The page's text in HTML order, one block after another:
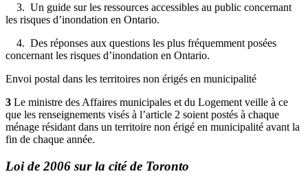
3. Un guide sur les ressources accessibles au public concernant
les risques d’inondation en Ontario.
4. Des réponses aux questions les plus fréquemment posées
concernant les risques d’inondation en Ontario.
Envoi postal dans les territoires non érigés en municipalité
3 Le ministre des Affaires municipales et du Logement veille à ce
que les renseignements visés à l’article 2 soient postés à chaque
ménage résidant dans un territoire non érigé en municipalité avant la
fin de chaque année.
Loi de 2006 sur la cité de Toronto